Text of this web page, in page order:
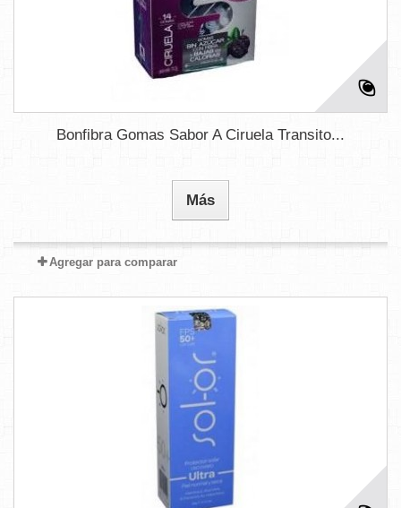
Bonfibra Gomas Sabor A Ciruela Transito...
Más
Agregar para comparar